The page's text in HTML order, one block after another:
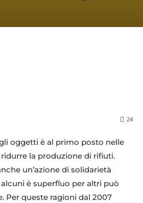
24
oggetti è al primo posto nelle
la produzione di rifiuti.
un’azione di solidarietà
è superfluo per altri può
Per queste ragioni dal 2007